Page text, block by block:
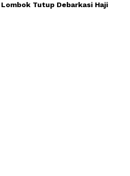
Tutup Debarkasi Haji